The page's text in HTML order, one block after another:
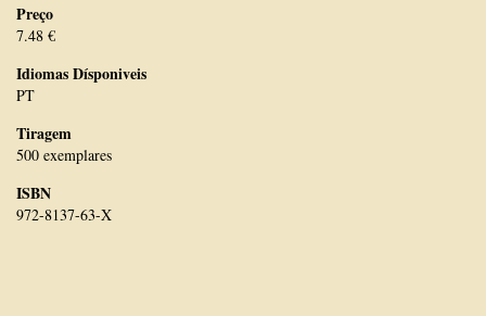
Preço
7.48 €
Idiomas Dísponiveis
PT
Tiragem
500 exemplares
ISBN
972-8137-63-X